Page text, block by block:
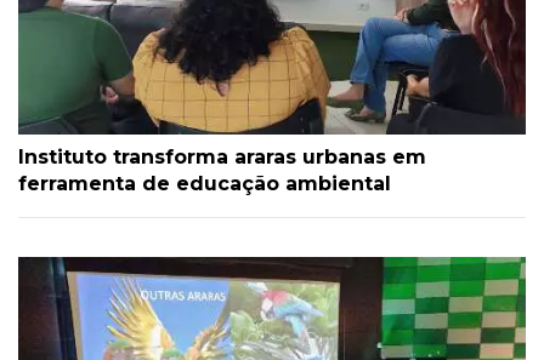
Instituto transforma araras urbanas em
ferramenta de educação ambiental